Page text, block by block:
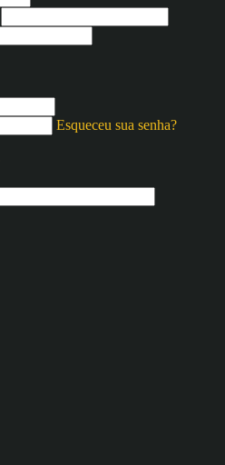
Esqueceu sua senha?